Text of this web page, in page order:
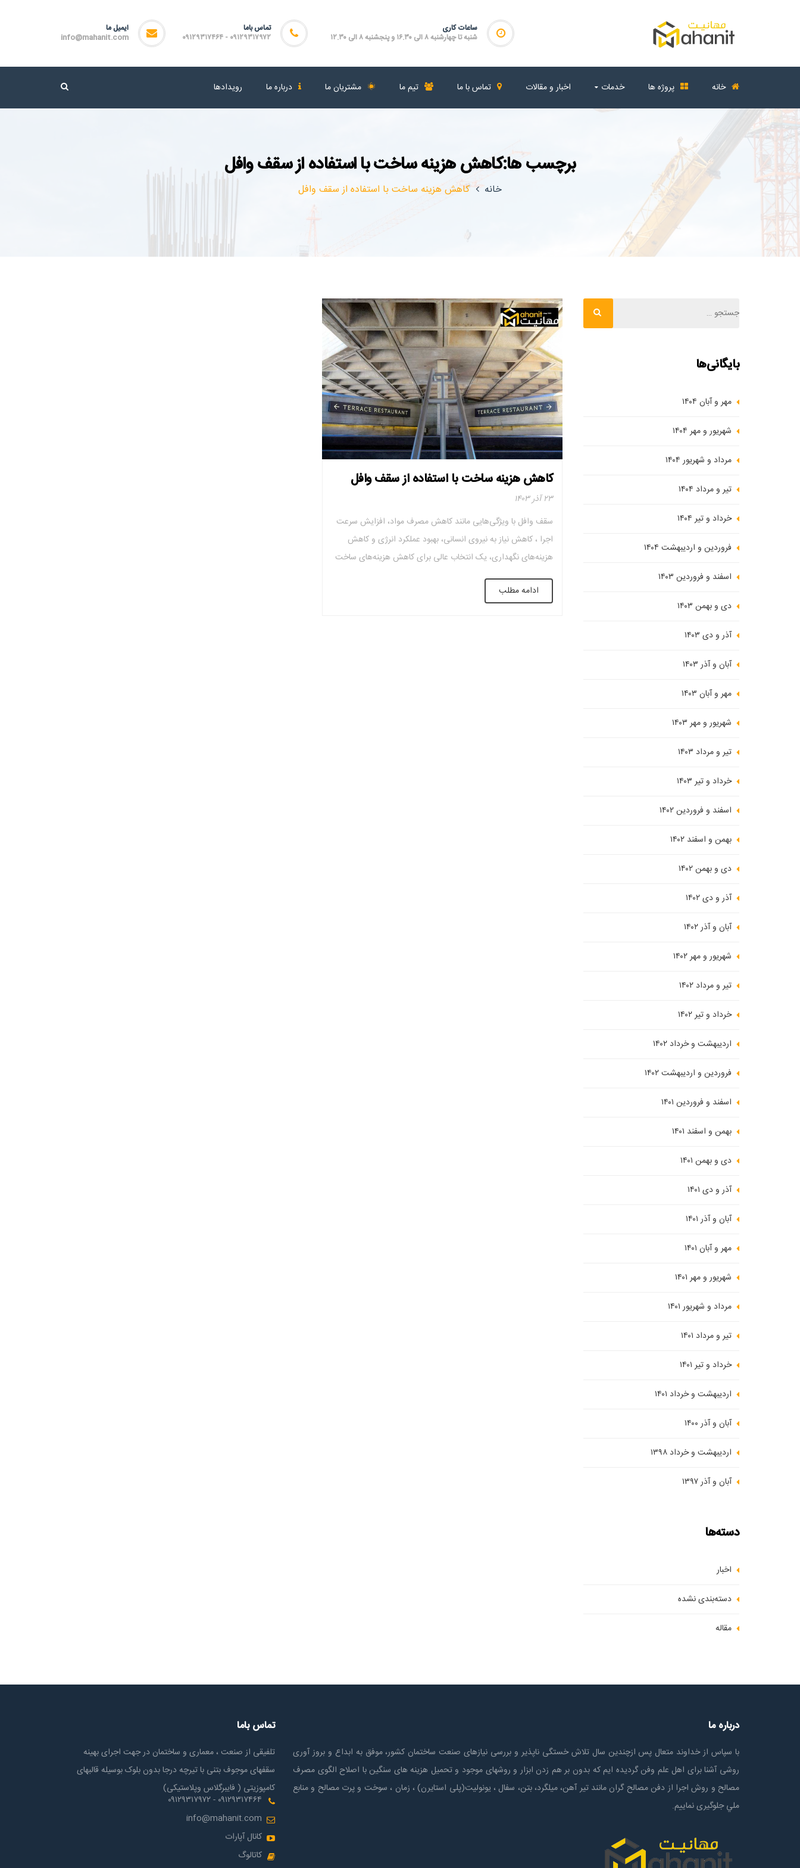
ایمیل ما
info@mahanit.com
تماس باما
۰۹۱۲۹۳۱۷۹۷۲ - ۰۹۱۲۹۳۱۷۴۶۴
ساعات کاری
شنبه تا چهارشنبه ۸ الی ۱۶.۳۰ و پنجشنبه ۸ الی ۱۲.۳۰
خانه پروژه ها خدمات اخبار و مقالات تماس با ما تیم ما مشتریان ما درباره ما رویدادها
برچسب ها:کاهش هزینه ساخت با استفاده از سقف وافل
خانه کاهش هزینه ساخت با استفاده از سقف وافل
کاهش هزینه ساخت با استفاده از سقف وافل
۲۳ آذر ۱۴۰۳
سقف وافل با ویژگی‌هایی مانند کاهش مصرف مواد، افزایش سرعت
اجرا ، کاهش نیاز به نیروی انسانی، بهبود عملکرد انرژی و کاهش
هزینه‌های نگهداری، یک انتخاب عالی برای کاهش هزینه‌های ساخت
و اجرای پروژه‌های ساختمانی است. این سیستم با بهینه‌سازی
استفاده از بتن و فولاد، مقاومتی عالی در برابر بارهای مختلف ایجاد
ادامه مطلب
بایگانی‌ها
مهر و آبان ۱۴۰۴
شهریور و مهر ۱۴۰۴
مرداد و شهریور ۱۴۰۴
تیر و مرداد ۱۴۰۴
خرداد و تیر ۱۴۰۴
فروردین و اردیبهشت ۱۴۰۴
اسفند و فروردین ۱۴۰۳
دی و بهمن ۱۴۰۳
آذر و دی ۱۴۰۳
آبان و آذر ۱۴۰۳
مهر و آبان ۱۴۰۳
شهریور و مهر ۱۴۰۳
تیر و مرداد ۱۴۰۳
خرداد و تیر ۱۴۰۳
اسفند و فروردین ۱۴۰۲
بهمن و اسفند ۱۴۰۲
دی و بهمن ۱۴۰۲
آذر و دی ۱۴۰۲
آبان و آذر ۱۴۰۲
شهریور و مهر ۱۴۰۲
تیر و مرداد ۱۴۰۲
خرداد و تیر ۱۴۰۲
اردیبهشت و خرداد ۱۴۰۲
فروردین و اردیبهشت ۱۴۰۲
اسفند و فروردین ۱۴۰۱
بهمن و اسفند ۱۴۰۱
دی و بهمن ۱۴۰۱
آذر و دی ۱۴۰۱
آبان و آذر ۱۴۰۱
مهر و آبان ۱۴۰۱
شهریور و مهر ۱۴۰۱
مرداد و شهریور ۱۴۰۱
تیر و مرداد ۱۴۰۱
خرداد و تیر ۱۴۰۱
اردیبهشت و خرداد ۱۴۰۱
آبان و آذر ۱۴۰۰
اردیبهشت و خرداد ۱۳۹۸
آبان و آذر ۱۳۹۷
دسته‌ها
اخبار
دسته‌بندی نشده
مقاله
درباره ما
با سپاس از خداوند متعال پس ازچندين سال تلاش خستگی ناپذير و بررسی نیازهای صنعت ساختمان كشور، موفق به ابداع و بروز آوری
روشی آشنا برای اهل علم وفن گردیده ایم که بدون بر هم زدن ابزار و روشهای موجود و تحمیل هزینه های سنگین با اصلاح الگوی مصرف
مصالح و روش اجرا از دفن مصالح گران مانند تیر آهن، میلگرد، بتن، سفال ، یونولیت(پلی استايرن) ، زمان ، سوخت و پرت مصالح و منابع
ملي جلوگیری نماییم.
تماس باما
تلفیقی از صنعت ، معماری و ساختمان در جهت اجرای بهینه
سقفهای موجوف بتنی با تیرچه درجا بدون بلوک بوسیله قالبهای
کامپوزیتی ( فایبرگلاس وپلاستیکی)
۰۹۱۲۹۳۱۷۴۶۴ - ۰۹۱۲۹۳۱۷۹۷۲
info@mahanit.com
کانال آپارات
کاتالوگ